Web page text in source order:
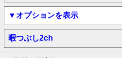
▼オプションを表示
暇つぶし2ch